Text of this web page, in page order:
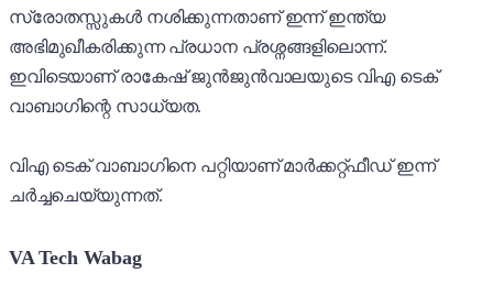
സ്രോതസ്സുകൾ നശിക്കുന്നതാണ് ഇന്ന് ഇന്ത്യ
അഭിമുഖീകരിക്കുന്ന പ്രധാന പ്രശ്നങ്ങളിലൊന്ന്.
ഇവിടെയാണ് രാകേഷ് ജുൻജുൻവാലയുടെ വിഎ ടെക്
വാബാഗിന്റെ സാധ്യത.
വിഎ ടെക് വാബാഗിനെ പറ്റിയാണ് മാർക്കറ്റ്ഫീഡ് ഇന്ന്
ചർച്ചചെയ്യുന്നത്.
VA Tech Wabag